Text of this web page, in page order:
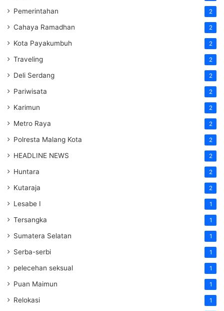
Pemerintahan 2
Cahaya Ramadhan 2
Kota Payakumbuh 2
Traveling 2
Deli Serdang 2
Pariwisata 2
Karimun 2
Metro Raya 2
Polresta Malang Kota 2
HEADLINE NEWS 2
Huntara 2
Kutaraja 2
Lesabe I 1
Tersangka 1
Sumatera Selatan 1
Serba-serbi 1
pelecehan seksual 1
Puan Maimun 1
Relokasi 1